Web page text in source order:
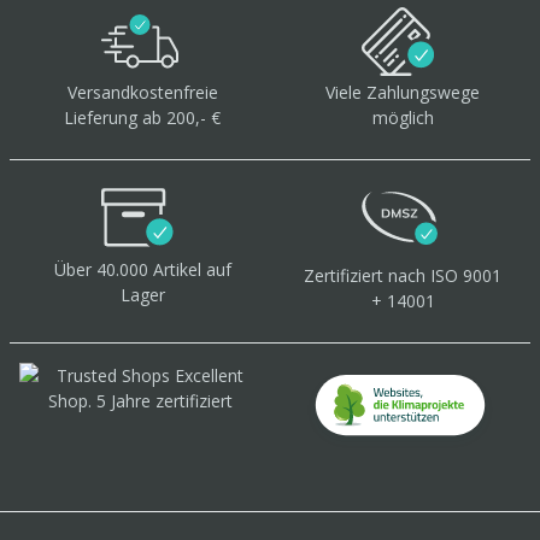
Versandkostenfreie
Lieferung ab 200,- €
Viele Zahlungswege
möglich
Über 40.000 Artikel auf
Lager
Zertifiziert nach ISO 9001
+ 14001